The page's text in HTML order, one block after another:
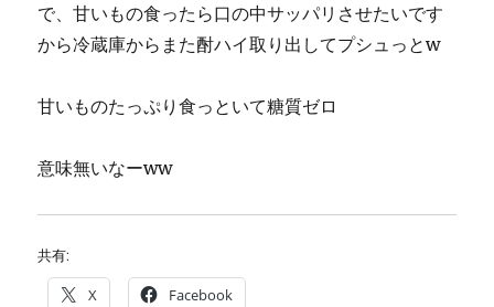
で、甘いもの食ったら口の中サッパリさせたいです
から冷蔵庫からまた酎ハイ取り出してプシュっとw
甘いものたっぷり食っといて糖質ゼロ
意味無いなーww
共有:
X Facebook